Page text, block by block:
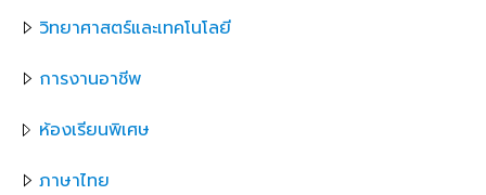
วิทยาศาสตร์และเทคโนโลยี
การงานอาชีพ
ห้องเรียนพิเศษ
ภาษาไทย